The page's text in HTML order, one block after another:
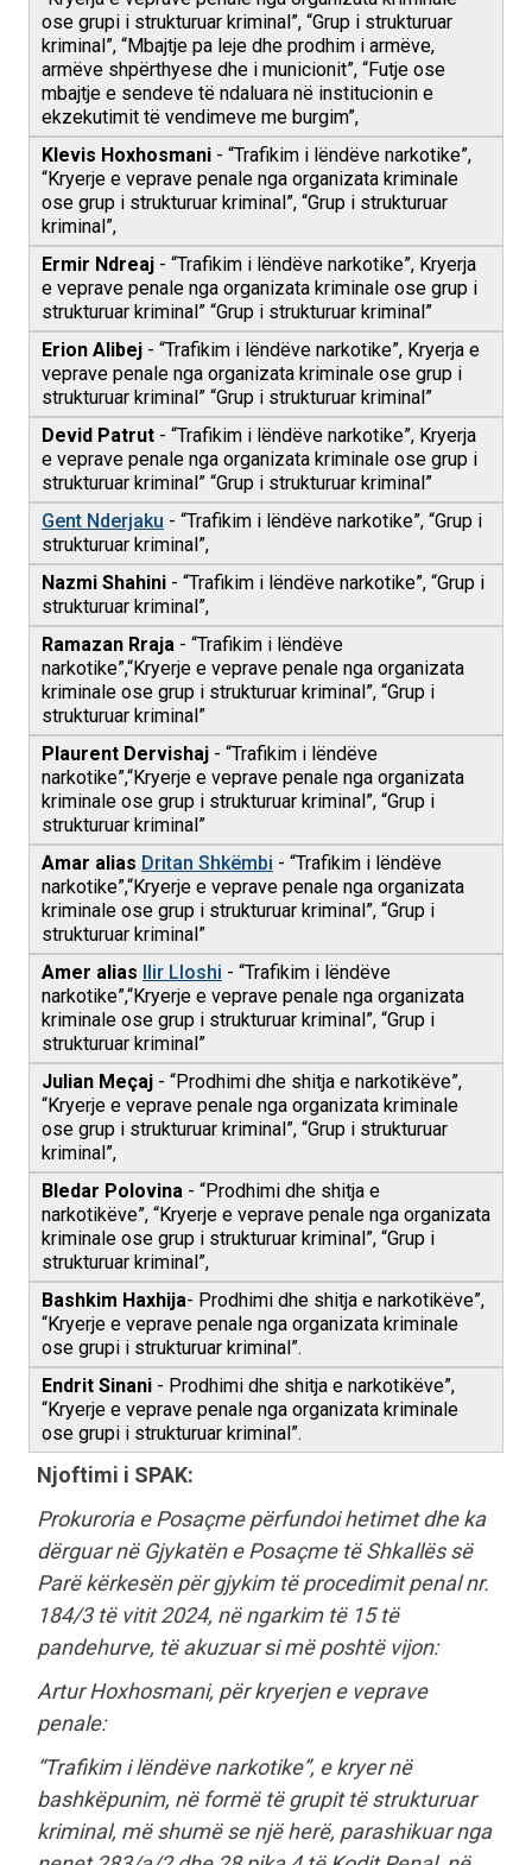
ose grupi i strukturuar kriminal”, “Grup i strukturuar
kriminal”, “Mbajtje pa leje dhe prodhim i armëve,
armëve shpërthyese dhe i municionit”, “Futje ose
mbajtje e sendeve të ndaluara në institucionin e
ekzekutimit të vendimeve me burgim”,
Klevis Hoxhosmani - “Trafikim i lëndëve narkotike”,
“Kryerje e veprave penale nga organizata kriminale
ose grup i strukturuar kriminal”, “Grup i strukturuar
kriminal”,
Ermir Ndreaj - “Trafikim i lëndëve narkotike”, Kryerja
e veprave penale nga organizata kriminale ose grup i
strukturuar kriminal” “Grup i strukturuar kriminal”
Erion Alibej - “Trafikim i lëndëve narkotike”, Kryerja e
veprave penale nga organizata kriminale ose grup i
strukturuar kriminal” “Grup i strukturuar kriminal”
Devid Patrut - “Trafikim i lëndëve narkotike”, Kryerja
e veprave penale nga organizata kriminale ose grup i
strukturuar kriminal” “Grup i strukturuar kriminal”
Gent Nderjaku - “Trafikim i lëndëve narkotike”, “Grup i
strukturuar kriminal”,
Nazmi Shahini - “Trafikim i lëndëve narkotike”, “Grup i
strukturuar kriminal”,
Ramazan Rraja - “Trafikim i lëndëve
narkotike”,“Kryerje e veprave penale nga organizata
kriminale ose grup i strukturuar kriminal”, “Grup i
strukturuar kriminal”
Plaurent Dervishaj - “Trafikim i lëndëve
narkotike”,“Kryerje e veprave penale nga organizata
kriminale ose grup i strukturuar kriminal”, “Grup i
strukturuar kriminal”
Amar alias Dritan Shkëmbi - “Trafikim i lëndëve
narkotike”,“Kryerje e veprave penale nga organizata
kriminale ose grup i strukturuar kriminal”, “Grup i
strukturuar kriminal”
Amer alias Ilir Lloshi - “Trafikim i lëndëve
narkotike”,“Kryerje e veprave penale nga organizata
kriminale ose grup i strukturuar kriminal”, “Grup i
strukturuar kriminal”
Julian Meçaj - “Prodhimi dhe shitja e narkotikëve”,
“Kryerje e veprave penale nga organizata kriminale
ose grup i strukturuar kriminal”, “Grup i strukturuar
kriminal”,
Bledar Polovina - “Prodhimi dhe shitja e
narkotikëve”, “Kryerje e veprave penale nga organizata
kriminale ose grup i strukturuar kriminal”, “Grup i
strukturuar kriminal”,
Bashkim Haxhija- Prodhimi dhe shitja e narkotikëve”,
“Kryerje e veprave penale nga organizata kriminale
ose grupi i strukturuar kriminal”.
Endrit Sinani - Prodhimi dhe shitja e narkotikëve”,
“Kryerje e veprave penale nga organizata kriminale
ose grupi i strukturuar kriminal”.
Njoftimi i SPAK:
Prokuroria e Posaçme përfundoi hetimet dhe ka
dërguar në Gjykatën e Posaçme të Shkallës së
Parë kërkesën për gjykim të procedimit penal nr.
184/3 të vitit 2024, në ngarkim të 15 të
pandehurve, të akuzuar si më poshtë vijon:
Artur Hoxhosmani, për kryerjen e veprave
penale:
“Trafikim i lëndëve narkotike”, e kryer në
bashkëpunim, në formë të grupit të strukturuar
kriminal, më shumë se një herë, parashikuar nga